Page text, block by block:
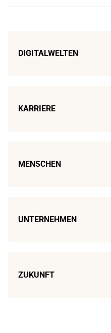
DIGITALWELTEN
KARRIERE
MENSCHEN
UNTERNEHMEN
ZUKUNFT